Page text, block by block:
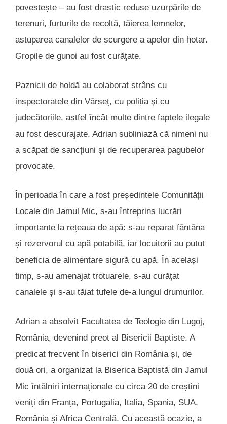
povestește – au fost drastic reduse uzurpările de
terenuri, furturile de recoltă, tăierea lemnelor,
astuparea canalelor de scurgere a apelor din hotar.
Gropile de gunoi au fost curăţate.
Paznicii de holdă au colaborat strâns cu
inspectoratele din Vârșeț, cu poliția şi cu
judecătoriile, astfel încât multe dintre faptele ilegale
au fost descurajate. Adrian subliniază că nimeni nu
a scăpat de sancțiuni și de recuperarea pagubelor
provocate.
În perioada în care a fost președintele Comunității
Locale din Jamul Mic, s-au întreprins lucrări
importante la rețeaua de apă: s-au reparat fântâna
și rezervorul cu apă potabilă, iar locuitorii au putut
beneficia de alimentare sigură cu apă. În același
timp, s-au amenajat trotuarele, s-au curățat
canalele și s-au tăiat tufele de-a lungul drumurilor.
Adrian a absolvit Facultatea de Teologie din Lugoj,
România, devenind preot al Bisericii Baptiste. A
predicat frecvent în biserici din România și, de
două ori, a organizat la Biserica Baptistă din Jamul
Mic întâlniri internaționale cu circa 20 de creștini
veniți din Franța, Portugalia, Italia, Spania, SUA,
România și Africa Centrală. Cu această ocazie, a